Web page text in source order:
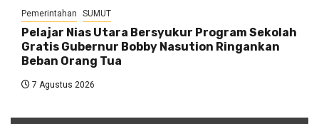
Pemerintahan SUMUT
Pelajar Nias Utara Bersyukur Program Sekolah
Gratis Gubernur Bobby Nasution Ringankan
Beban Orang Tua
7 Agustus 2026